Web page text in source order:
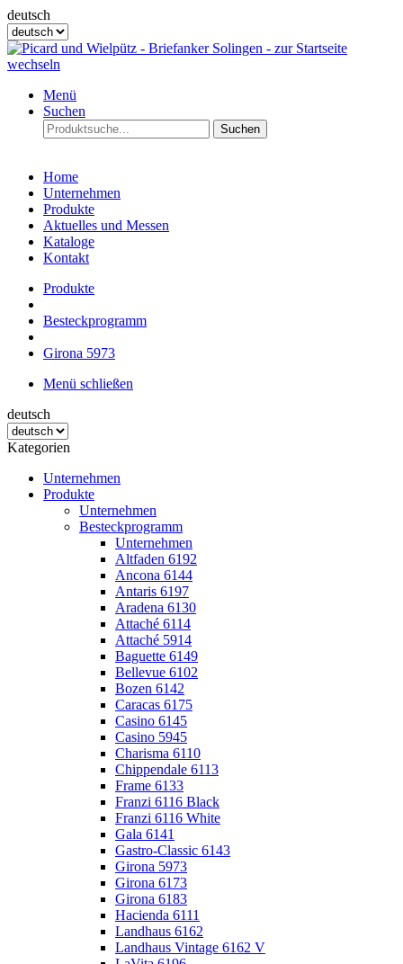
deutsch
Menü
Suchen
Suchen
Home
Unternehmen
Produkte
Aktuelles und Messen
Kataloge
Kontakt
Produkte
Besteckprogramm
Girona 5973
Menü schließen
deutsch
Kategorien
Unternehmen
Produkte
Unternehmen
Besteckprogramm
Unternehmen
Altfaden 6192
Ancona 6144
Antaris 6197
Aradena 6130
Attaché 6114
Attaché 5914
Baguette 6149
Bellevue 6102
Bozen 6142
Caracas 6175
Casino 6145
Casino 5945
Charisma 6110
Chippendale 6113
Frame 6133
Franzi 6116 Black
Franzi 6116 White
Gala 6141
Gastro-Classic 6143
Girona 5973
Girona 6173
Girona 6183
Hacienda 6111
Landhaus 6162
Landhaus Vintage 6162 V